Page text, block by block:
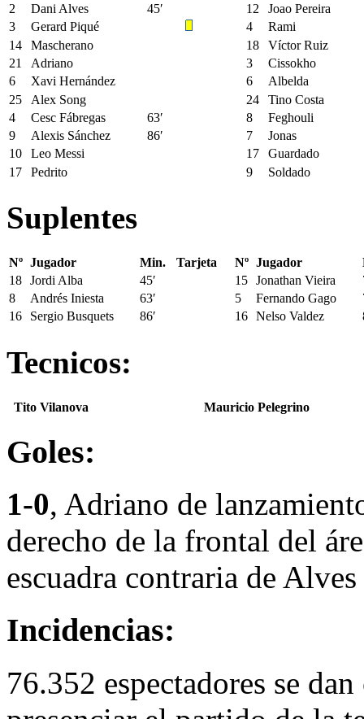
2
Dani Alves 45′ 12
Joao Pereira
3
Gerard Piqué 4
Rami
14
Mascherano 18
Víctor Ruiz
21
Adriano 3
Cissokho
6
Xavi Hernández 6
Albelda
25
Alex Song 24
Tino Costa
4
Cesc Fábregas 63′ 8
Feghouli
9
Alexis Sánchez 86′ 7
Jonas
10
Leo Messi 17
Guardado
17
Pedrito 9 Soldado
Suplentes
Nº Jugador Min. Tarjeta Nº Jugador
18 Jordi Alba 45′ 15 Jonathan Vieira
8
Andrés Iniesta 63′ 5 Fernando Gago
16
Sergio Busquets 86′ 16 Nelso Valdez
Tecnicos:
Tito Vilanova Mauricio Pelegrino
Goles:
1-0, Adriano de
derecho de la frontal del
escuadra contraria de Alves
Incidencias:
76.352 espectadores se